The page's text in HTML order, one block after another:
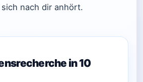
nach dir anhört.
in 10